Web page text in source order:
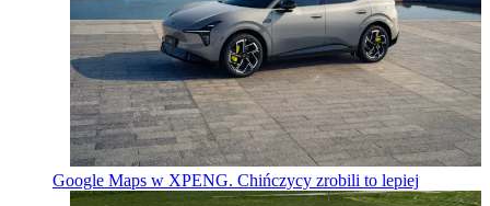
Google Maps w XPENG. Chińczycy zrobili to lepiej